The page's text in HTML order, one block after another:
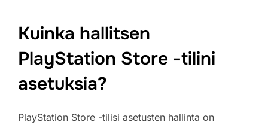
Kuinka hallitsen
PlayStation Store -tilini
asetuksia?
PlayStation Store -tilisi asetusten hallinta on